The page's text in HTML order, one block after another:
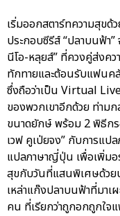
เริ่มออกสตาร์ทความสุขด้
ประกอบซีรีส์ “ปลาบนฟ้า
นีโอ-หลุยส์” ที่ควงคู่ส่งค
ทักทายและต้อนรับแฟนค
ซึ่งถือว่าเป็น Virtual
ของพวกเขาอีกด้วย ท่าม
ขนาดยักษ์ พร้อม 2 พิธีก
เวฟ คูเป่ยจง” กับการแป
แปลภาษาญี่ปุ่น เพื่อเพิ่มอ
สุขกับวันที่แสนพิเศษด้วย
เหล่าแก๊งปลาบนฟ้าที่มาเ
คน ที่เรียกว่าถูกอกถูกใ